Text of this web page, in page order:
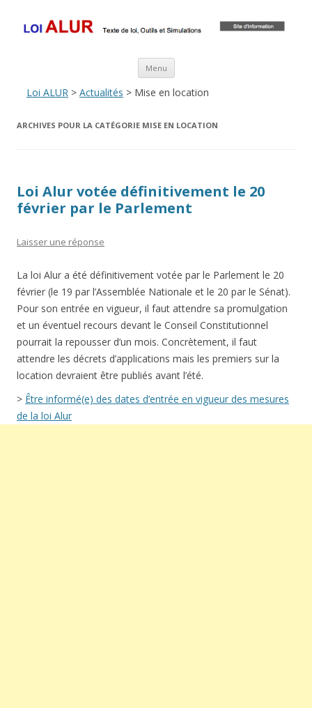
Loi ALUR
ALUR
Menu Aller au contenu principal
Loi ALUR > Actualités > Mise en location
ARCHIVES POUR LA CATÉGORIE MISE EN LOCATION
Loi Alur votée définitivement le 20
février par le Parlement
Laisser une réponse
La loi Alur a été définitivement votée par le Parlement le 20
février (le 19 par l’Assemblée Nationale et le 20 par le Sénat).
Pour son entrée en vigueur, il faut attendre sa promulgation
et un éventuel recours devant le Conseil Constitutionnel
pourrait la repousser d’un mois. Concrètement, il faut
attendre les décrets d’applications mais les premiers sur la
location devraient être publiés avant l’été.
> Être informé(e) des dates d’entrée en vigueur des mesures
de la loi Alur